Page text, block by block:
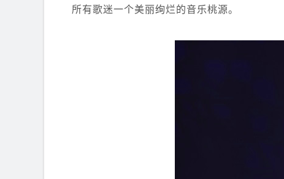
所有歌迷一个美丽绚烂的音乐桃源。